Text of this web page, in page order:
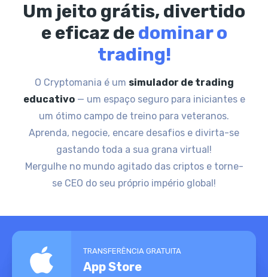
Um jeito grátis, divertido
e eficaz dedominar o
trading!
O Cryptomania é um simulador de trading
educativo— um espaço seguro para iniciantes e
um ótimo campo de treino para veteranos.
Aprenda, negocie, encare desafios e divirta-se
gastando toda a sua grana virtual!
Mergulhe no mundo agitado das criptos e torne-
se CEO do seu próprio império global!
TRANSFERÊNCIA GRATUITA
App Store